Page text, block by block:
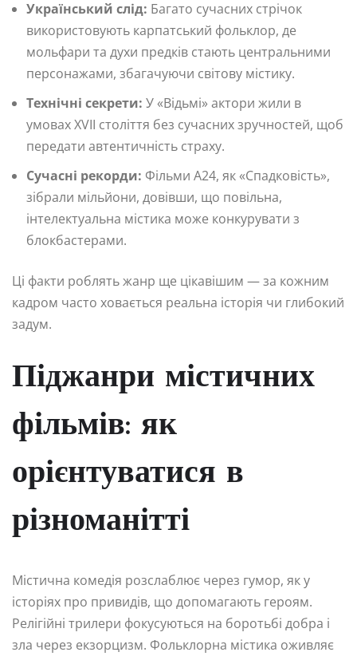
Український слід: Багато сучасних стрічок
використовують карпатський фольклор, де
мольфари та духи предків стають центральними
персонажами, збагачуючи світову містику.
Технічні секрети: У «Відьмі» актори жили в
умовах XVII століття без сучасних зручностей, щоб
передати автентичність страху.
Сучасні рекорди: Фільми A24, як «Спадковість»,
зібрали мільйони, довівши, що повільна,
інтелектуальна містика може конкурувати з
блокбастерами.
Ці факти роблять жанр ще цікавішим — за кожним
кадром часто ховається реальна історія чи глибокий
задум.
Піджанри містичних
фільмів: як
орієнтуватися в
різноманітті
Містична комедія розслаблює через гумор, як у
історіях про привидів, що допомагають героям.
Релігійні трилери фокусуються на боротьбі добра і
зла через екзорцизм. Фольклорна містика оживляє